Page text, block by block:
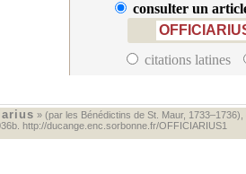
consulter un
citations latines
» (par les Bénédictins de St. Maur, 1733–1736),
http://ducange.enc.sorbonne.fr/OFFICIARIUS1